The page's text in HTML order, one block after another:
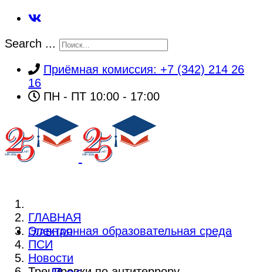
Search ...
Приёмная комиссия: +7 (342) 214 26
16
ПН - ПТ 10:00 - 17:00
ГЛАВНАЯ
ГЛАВНАЯ
Электронная образовательная среда
ПСИ
Новости